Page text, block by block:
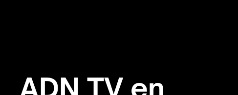
ADN TV en